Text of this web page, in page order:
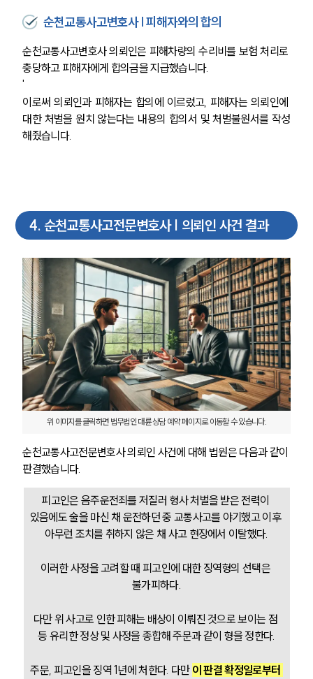
순천교통사고변호사 | 피해자와의 합의
순천교통사고변호사 의뢰인은 피해차량의 수리비를 보험 처리로
충당하고 피해자에게 합의금을 지급했습니다.
'
이로써 의뢰인과 피해자는 합의에 이르렀고, 피해자는 의뢰인에
대한 처벌을 원치 않는다는 내용의 합의서 및 처벌불원서를 작성
해줬습니다.
4. 순천교통사고전문변호사 | 의뢰인 사건 결과
위 이미지를 클릭하면 법무법인 대륜 상담 예약 페이지로 이동할 수 있습니다.
순천교통사고전문변호사 의뢰인 사건에 대해 법원은 다음과 같이
판결했습니다.
피고인은 음주운전죄를 저질러 형사 처벌을 받은 전력이
있음에도 술을 마신 채 운전하던 중 교통사고를 야기했고 이후
아무런 조치를 취하지 않은 채 사고 현장에서 이탈했다.
이러한 사정을 고려할 때 피고인에 대한 징역형의 선택은
불가피하다.
다만 위 사고로 인한 피해는 배상이 이뤄진 것으로 보이는 점
등 유리한 정상 및 사정을 종합해 주문과 같이 형을 정한다.
주문, 피고인을 징역 1년에 처한다. 다만 이 판결 확정일로부터